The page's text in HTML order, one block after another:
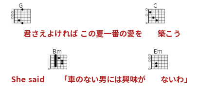
G
君さえよければ この夏一番の愛を
C
築こ う
She said
Bm
「車のない男には興味が
Em
ないわ」